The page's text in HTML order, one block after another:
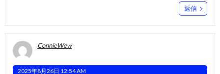
返信
ConnieWew
2025年8月26日 12:54 AM